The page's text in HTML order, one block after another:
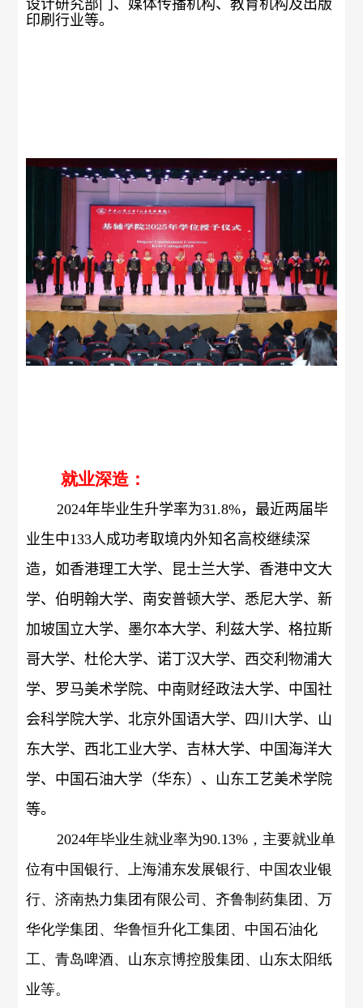
设计研究部门、媒体传播机构、教育机构及出版
印刷行业等。
就业深造：
2024年毕业生升学率为31.8%，最近两届毕
业生中133人成功考取境内外知名高校继续深
造，如香港理工大学、昆士兰大学、香港中文大
学、伯明翰大学、南安普顿大学、悉尼大学、新
加坡国立大学、墨尔本大学、利兹大学、格拉斯
哥大学、杜伦大学、诺丁汉大学、西交利物浦大
学、罗马美术学院、中南财经政法大学、中国社
会科学院大学、北京外国语大学、四川大学、山
东大学、西北工业大学、吉林大学、中国海洋大
学、中国石油大学（华东）、山东工艺美术学院
等。
2024年毕业生就业率为90.13%，主要就业单
位有中国银行、上海浦东发展银行、中国农业银
行、济南热力集团有限公司、齐鲁制药集团、万
华化学集团、华鲁恒升化工集团、中国石油化
工、青岛啤酒、山东京博控股集团、山东太阳纸
业等。